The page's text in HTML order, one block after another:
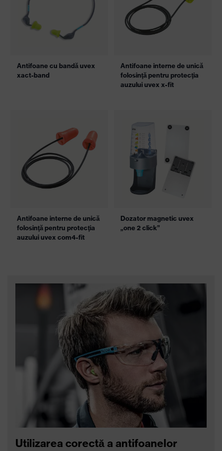
Antifoane cu bandă uvex
xact-band
Antifoane interne de unică
folosinţă pentru protecţia
auzului uvex x-fit
Antifoane interne de unică
folosinţă pentru protecţia
auzului uvex com4-fit
Dozator magnetic uvex
„one 2 click”
Utilizarea corectă a antifoanelor